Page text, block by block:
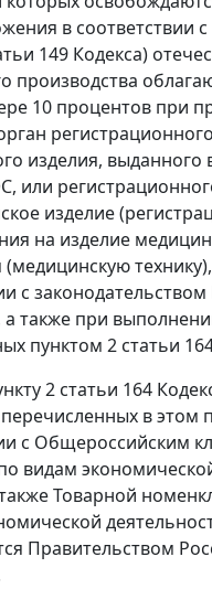
в соответствии
149 Кодекса)
производства
10 процентов при
изделия, выданного
или
изделие
на изделие
(медицинскую
с
также при
пунктом 2 статьи
2 статьи 164
в этом
с Общероссийским
видам
Товарной
Правительством